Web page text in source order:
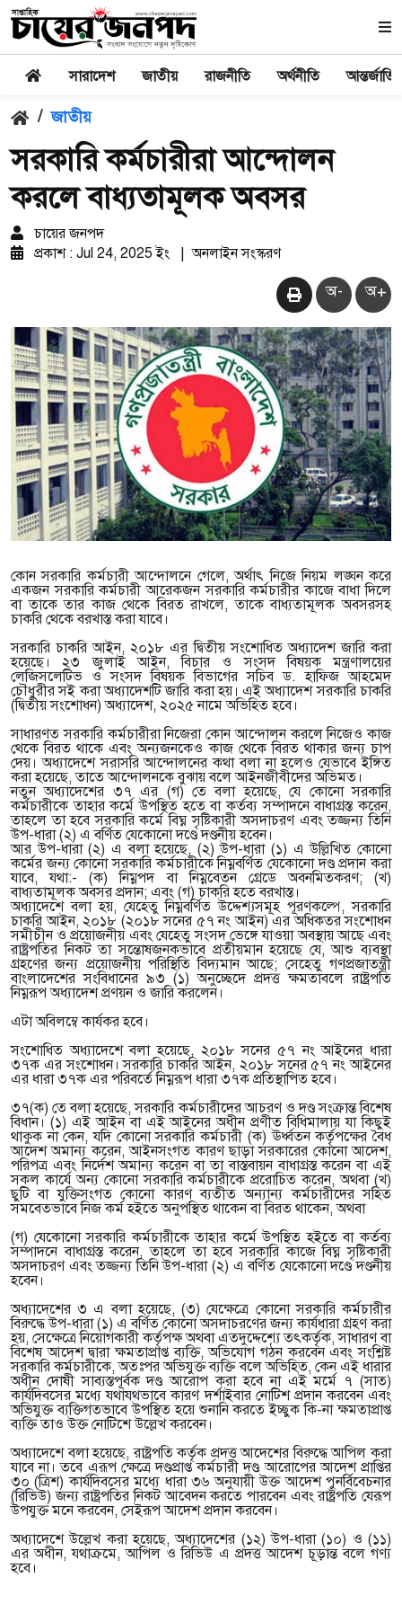
সারাদেশ জাতীয় রাজনীতি অর্থনীতি
/ জাতীয়
সরকারি কর্মচারীরা আন্দোলন
করলে বাধ্যতামূলক অবসর
চায়ের জনপদ
প্রকাশ : Jul 24, 2025 ইং
অনলাইন সংস্করণ
অ- অ+
কোন সরকারি কর্মচারী আন্দোলনে গেলে, অর্থাৎ নিজে নিয়ম লঙ্ঘন করে
একজন সরকারি কর্মচারী আরেকজন সরকারি কর্মচারীর কাজে বাধা দিলে
বা তাকে তার কাজ থেকে বিরত রাখলে, তাকে বাধ্যতামূলক অবসরসহ
চাকরি থেকে বরখাস্ত করা যাবে।
সরকারি চাকরি আইন, ২০১৮ এর দ্বিতীয় সংশোধিত অধ্যাদেশ জারি করা
হয়েছে। ২৩ জুলাই আইন, বিচার ও সংসদ বিষয়ক মন্ত্রণালয়ের
লেজিসলেটিভ ও সংসদ বিষয়ক বিভাগের সচিব ড. হাফিজ আহমেদ
চৌধুরীর সই করা অধ্যাদেশটি জারি করা হয়। এই অধ্যাদেশ সরকারি চাকরি
(দ্বিতীয় সংশোধন) অধ্যাদেশ, ২০২৫ নামে অভিহিত হবে।
সাধারণত সরকারি কর্মচারীরা নিজেরা কোন আন্দোলন করলে নিজেও কাজ
থেকে বিরত থাকে এবং অন্যজনকেও কাজ থেকে বিরত থাকার জন্য চাপ
দেয়। অধ্যাদেশে সরাসরি আন্দোলনের কথা বলা না হলেও যেভাবে ইঙ্গিত
করা হয়েছে, তাতে আন্দোলনকে বুঝায় বলে আইনজীবীদের অভিমত।
নতুন অধ্যাদেশের ৩৭ এর (গ) তে বলা হয়েছে, যে কোনো সরকারি
কর্মচারীকে তাহার কর্মে উপস্থিত হতে বা কর্তব্য সম্পাদনে বাধাগ্রস্ত করেন,
তাহলে তা হবে সরকারি কর্মে বিঘ্ন সৃষ্টিকারী অসদাচরণ এবং তজ্জন্য তিনি
উপ-ধারা (২) এ বর্ণিত যেকোনো দণ্ডে দণ্ডনীয় হবেন।
আর উপ-ধারা (২) এ বলা হয়েছে, (২) উপ-ধারা (১) এ উল্লিখিত কোনো
কর্মের জন্য কোনো সরকারি কর্মচারীকে নিম্নবর্ণিত যেকোনো দণ্ড প্রদান করা
যাবে, যথা:- (ক) নিম্নপদ বা নিম্নবেতন গ্রেডে অবনমিতকরণ; (খ)
বাধ্যতামূলক অবসর প্রদান; এবং (গ) চাকরি হতে বরখাস্ত।
অধ্যাদেশে বলা হয়, যেহেতু নিম্নবর্ণিত উদ্দেশ্যসমূহ পূরণকল্পে, সরকারি
চাকরি আইন, ২০১৮ (২০১৮ সনের ৫৭ নং আইন) এর অধিকতর সংশোধন
সমীচীন ও প্রয়োজনীয় এবং যেহেতু সংসদ ভেঙ্গে যাওয়া অবস্থায় আছে এবং
রাষ্ট্রপতির নিকট তা সন্তোষজনকভাবে প্রতীয়মান হয়েছে যে, আশু ব্যবস্থা
গ্রহণের জন্য প্রয়োজনীয় পরিস্থিতি বিদ্যমান আছে; সেহেতু গণপ্রজাতন্ত্রী
বাংলাদেশের সংবিধানের ৯৩ (১) অনুচ্ছেদে প্রদত্ত ক্ষমতাবলে রাষ্ট্রপতি
নিম্নরূপ অধ্যাদেশ প্রণয়ন ও জারি করলেন।
এটা অবিলম্বে কার্যকর হবে।
সংশোধিত অধ্যাদেশে বলা হয়েছে, ২০১৮ সনের ৫৭ নং আইনের ধারা
৩৭ক এর সংশোধন। সরকারি চাকরি আইন, ২০১৮ সনের ৫৭ নং আইনের
এর ধারা ৩৭ক এর পরিবর্তে নিম্নরূপ ধারা ৩৭ক প্রতিস্থাপিত হবে।
৩৭(ক) তে বলা হয়েছে, সরকারি কর্মচারীদের আচরণ ও দণ্ড সংক্রান্ত বিশেষ
বিধান। (১) এই আইন বা এই আইনের অধীন প্রণীত বিধিমালায় যা কিছুই
থাকুক না কেন, যদি কোনো সরকারি কর্মচারী (ক) ঊর্ধ্বতন কর্তৃপক্ষের বৈধ
আদেশ অমান্য করেন, আইনসংগত কারণ ছাড়া সরকারের কোনো আদেশ,
পরিপত্র এবং নির্দেশ অমান্য করেন বা তা বাস্তবায়ন বাধাগ্রস্ত করেন বা এই
সকল কার্যে অন্য কোনো সরকারি কর্মচারীকে প্ররোচিত করেন, অথবা (খ)
ছুটি বা যুক্তিসংগত কোনো কারণ ব্যতীত অন্যান্য কর্মচারীদের সহিত
সমবেতভাবে নিজ কর্ম হইতে অনুপস্থিত থাকেন বা বিরত থাকেন, অথবা
(গ) যেকোনো সরকারি কর্মচারীকে তাহার কর্মে উপস্থিত হইতে বা কর্তব্য
সম্পাদনে বাধাগ্রস্ত করেন, তাহলে তা হবে সরকারি কাজে বিঘ্ন সৃষ্টিকারী
অসদাচরণ এবং তজ্জন্য তিনি উপ-ধারা (২) এ বর্ণিত যেকোনো দণ্ডে দণ্ডনীয়
হবেন।
অধ্যাদেশের ৩ এ বলা হয়েছে, (৩) যেক্ষেত্রে কোনো সরকারি কর্মচারীর
বিরুদ্ধে উপ-ধারা (১) এ বর্ণিত কোনো অসদাচরণের জন্য কার্যধারা গ্রহণ করা
হয়, সেক্ষেত্রে নিয়োগকারী কর্তৃপক্ষ অথবা এতদুদ্দেশ্যে তৎকর্তৃক, সাধারণ বা
বিশেষ আদেশ দ্বারা ক্ষমতাপ্রাপ্ত ব্যক্তি, অভিযোগ গঠন করবেন এবং সংশ্লিষ্ট
সরকারি কর্মচারীকে, অতঃপর অভিযুক্ত ব্যক্তি বলে অভিহিত, কেন এই ধারার
অধীন দোষী সাব্যস্তপূর্বক দণ্ড আরোপ করা হবে না এই মর্মে ৭ (সাত)
কার্যদিবসের মধ্যে যথাযথভাবে কারণ দর্শাইবার নোটিশ প্রদান করবেন এবং
অভিযুক্ত ব্যক্তিগতভাবে উপস্থিত হয়ে শুনানি করতে ইচ্ছুক কি-না ক্ষমতাপ্রাপ্ত
ব্যক্তি তাও উক্ত নোটিশে উল্লেখ করবেন।
অধ্যাদেশে বলা হয়েছে, রাষ্ট্রপতি কর্তৃক প্রদত্ত আদেশের বিরুদ্ধে আপিল করা
যাবে না। তবে এরূপ ক্ষেত্রে দণ্ডপ্রাপ্ত কর্মচারী দণ্ড আরোপের আদেশ প্রাপ্তির
৩০ (ত্রিশ) কার্যদিবসের মধ্যে ধারা ৩৬ অনুযায়ী উক্ত আদেশ পুনর্বিবেচনার
(রিভিউ) জন্য রাষ্ট্রপতির নিকট আবেদন করতে পারবেন এবং রাষ্ট্রপতি যেরূপ
উপযুক্ত মনে করবেন, সেইরূপ আদেশ প্রদান করবেন।
অধ্যাদেশে উল্লেখ করা হয়েছে, অধ্যাদেশের (১২) উপ-ধারা (১০) ও (১১)
এর অধীন, যথাক্রমে, আপিল ও রিভিউ এ প্রদত্ত আদেশ চূড়ান্ত বলে গণ্য
হবে।